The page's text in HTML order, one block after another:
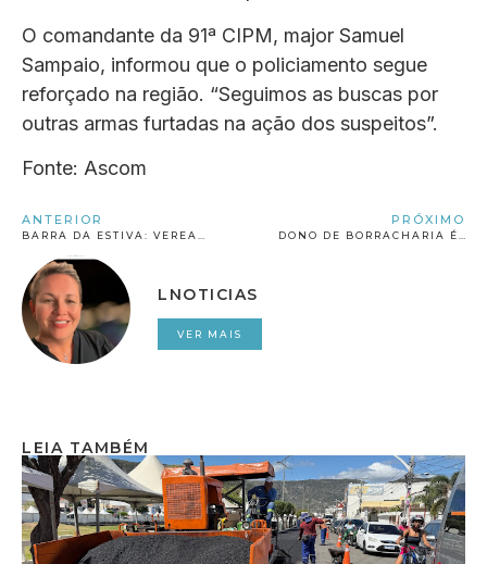
O comandante da 91ª CIPM, major Samuel
Sampaio, informou que o policiamento segue
reforçado na região. “Seguimos as buscas por
outras armas furtadas na ação dos suspeitos”.
Fonte: Ascom
ANTERIOR
BARRA DA ESTIVA: VEREADORES PEDEM RENÚNCIA DE VALDNEI DA SILVA CAIRES DA PRESIDÊNCIA DA MESA DIRETORA DA CÂMARA
PRÓXIMO
DONO DE BORRACHARIA É MORTO A TIROS NA CIDADE DE VÁRZEA NOVA
LNOTICIAS
VER MAIS
LEIA TAMBÉM